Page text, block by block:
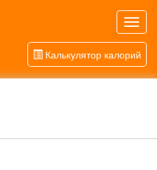
Калькулятор калорий